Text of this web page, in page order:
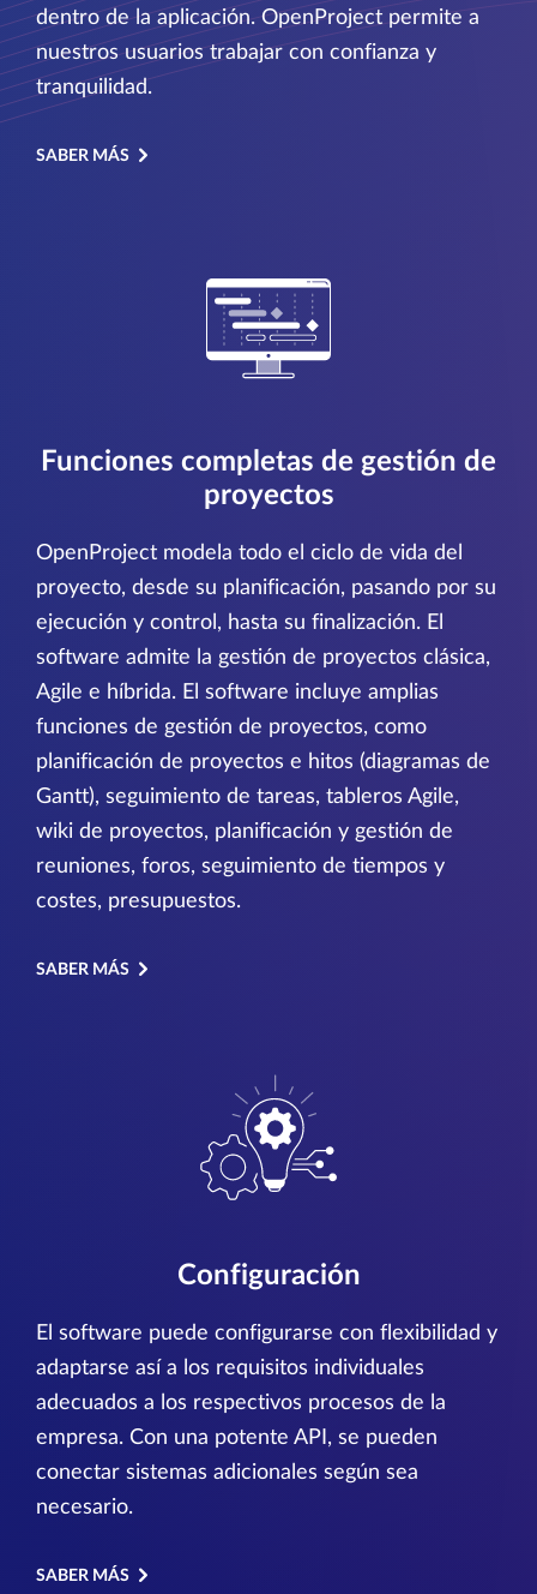
dentro de la aplicación. OpenProject permite a
nuestros usuarios trabajar con confianza y
tranquilidad.
SABER MÁS
Funciones completas de gestión de
proyectos
OpenProject modela todo el ciclo de vida del
proyecto, desde su planificación, pasando por su
ejecución y control, hasta su finalización. El
software admite la gestión de proyectos clásica,
Agile e híbrida. El software incluye amplias
funciones de gestión de proyectos, como
planificación de proyectos e hitos (diagramas de
Gantt), seguimiento de tareas, tableros Agile,
wiki de proyectos, planificación y gestión de
reuniones, foros, seguimiento de tiempos y
costes, presupuestos.
SABER MÁS
Configuración
El software puede configurarse con flexibilidad y
adaptarse así a los requisitos individuales
adecuados a los respectivos procesos de la
empresa. Con una potente API, se pueden
conectar sistemas adicionales según sea
necesario.
SABER MÁS